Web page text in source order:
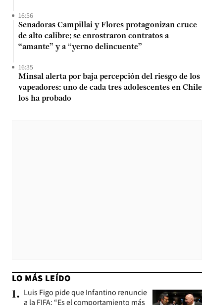
16:56
Senadoras Campillai y Flores protagonizan cruce
de alto calibre: se enrostraron contratos a
“amante” y a “yerno delincuente”
16:35
Minsal alerta por baja percepción del riesgo de los
vapeadores: uno de cada tres adolescentes en Chile
los ha probado
LO MÁS LEÍDO
1. Luis Figo pide que Infantino renuncie
a la FIFA: “Es el comportamiento más